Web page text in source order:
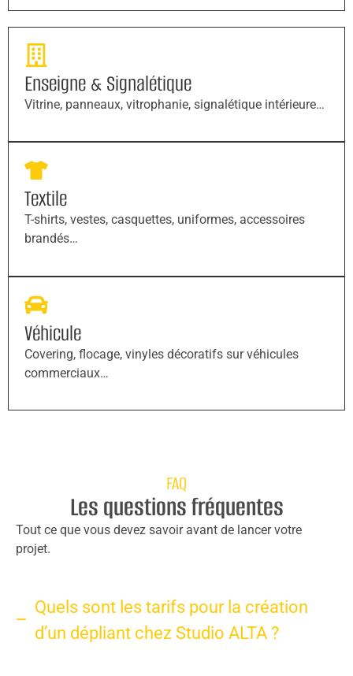
Enseigne & Signalétique
Vitrine, panneaux, vitrophanie, signalétique intérieure…
Textile
T-shirts, vestes, casquettes, uniformes, accessoires
brandés…
Véhicule
Covering, flocage, vinyles décoratifs sur véhicules
commerciaux…
FAQ
Les questions fréquentes
Tout ce que vous devez savoir avant de lancer votre
projet.
Quels sont les tarifs pour la création
d’un dépliant chez Studio ALTA ?